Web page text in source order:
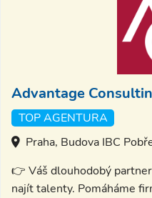
Advantage
TOP AGENTURA
Praha, Budova IBC
👉 Váš dlouhodobý
najít talenty. Pomáháme